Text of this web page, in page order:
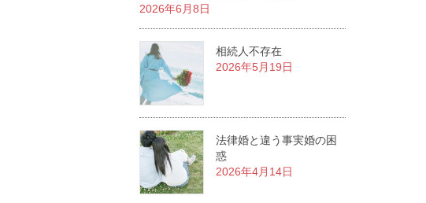
2026年6月8日
相続人不存在
2026年5月19日
法律婚と違う事実婚の困
惑
2026年4月14日